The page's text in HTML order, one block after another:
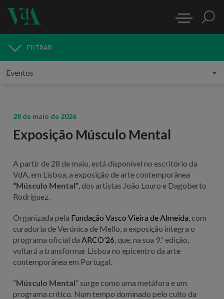
MEDIA
FILTRAR
28 de maio de 2026
Exposição Músculo Mental
A partir de 28 de maio , está disponível no escritório da
VdA, em Lisboa, a exposição de arte contemporânea
“Músculo Mental” , dos artistas João Louro e Dagoberto
Rodríguez.
Organizada pela Fundação Vasco Vieira de Almeida , com
curadoria de Verónica de Mello, a exposição integra o
programa oficial da ARCO’26 , que, na sua 9.ª edição,
voltará a transformar Lisboa no epicentro da arte
contemporânea em Portugal.
“Músculo Mental” surge como uma metáfora e um
programa crítico. Num tempo dominado pelo culto da